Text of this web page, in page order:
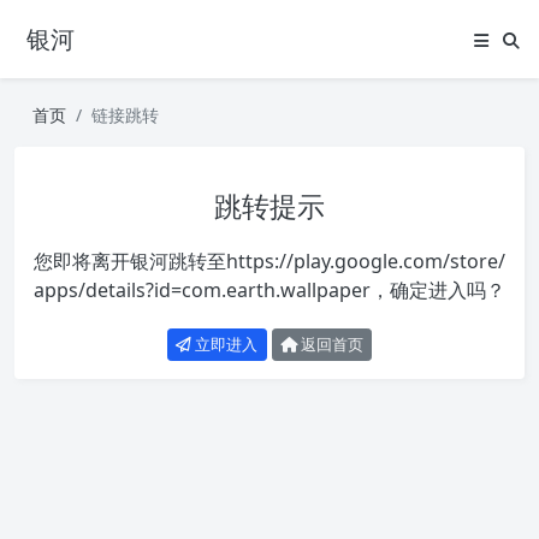
银河
首页 链接跳转
跳转提示
您即将离开银河跳转至https://play.google.com/store/
apps/details?id=com.earth.wallpaper ，确定进入吗？
立即进入 返回首页